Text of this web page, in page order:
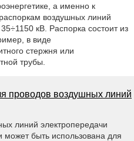
а именно к
воздушных линий
кВ. Распорка состоит из
в виде
стержня или
трубы.
проводов воздушных линий
линий электропередачи
может быть использована для